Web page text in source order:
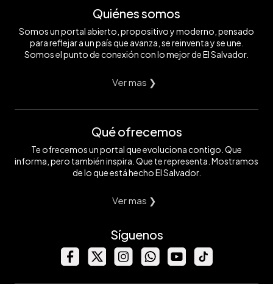
Quiénes somos
Somos un portal abierto, propositivo y moderno, pensado
para reflejar a un país que avanza, se reinventa y se une.
Somos el punto de conexión con lo mejor de El Salvador.
Ver mas ❯
Qué ofrecemos
Te ofrecemos un portal que evoluciona contigo. Que
informa, pero también inspira. Que te representa. Mostramos
de lo que está hecho El Salvador.
Ver mas ❯
Síguenos